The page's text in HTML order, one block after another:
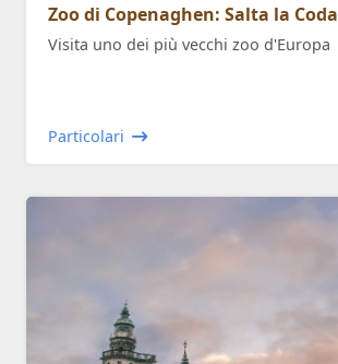
Zoo di Copenaghen: Salta la Coda
Visita uno dei più vecchi zoo d'Europa
Particolari